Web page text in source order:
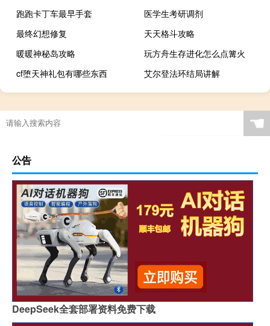
跑跑卡丁车最早手套
医学生考研调剂
最终幻想修复
天天格斗攻略
暖暖神秘岛攻略
玩方舟生存进化怎么点篝火
cf堕天神礼包有哪些东西
艾尔登法环结局讲解
☚
公告
DeepSeek全套部署资料免费下载